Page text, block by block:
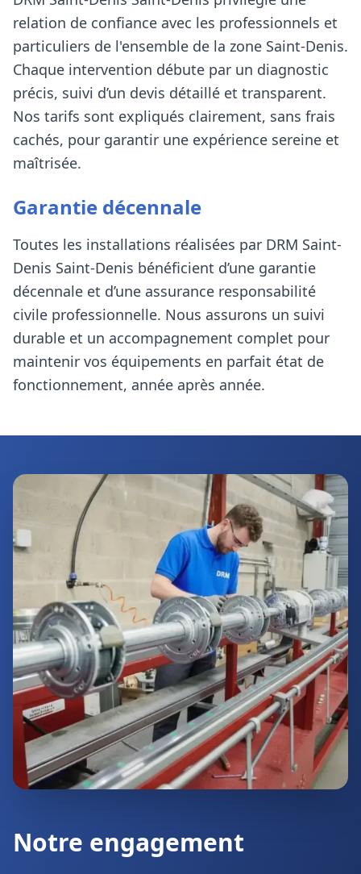
relation de confiance avec les professionnels et
particuliers de l'ensemble de la zone Saint-Denis.
Chaque intervention débute par un diagnostic
précis, suivi d’un devis détaillé et transparent.
Nos tarifs sont expliqués clairement, sans frais
cachés, pour garantir une expérience sereine et
maîtrisée.
Garantie décennale
Toutes les installations réalisées par DRM Saint-
Denis Saint-Denis bénéficient d’une garantie
décennale et d’une assurance responsabilité
civile professionnelle. Nous assurons un suivi
durable et un accompagnement complet pour
maintenir vos équipements en parfait état de
fonctionnement, année après année.
Notre engagement